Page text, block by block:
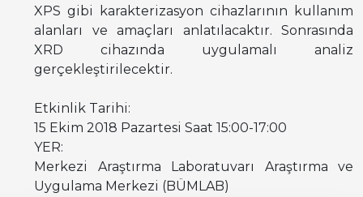
XPS gibi karakterizasyon cihazlarının kullanım
alanları ve amaçları anlatılacaktır. Sonrasında
XRD cihazında uygulamalı analiz
gerçekleştirilecektir.
Etkinlik Tarihi:
15 Ekim 2018 Pazartesi Saat 15:00-17:00
YER:
Merkezi Araştırma Laboratuvarı Araştırma ve
Uygulama Merkezi (BÜMLAB)